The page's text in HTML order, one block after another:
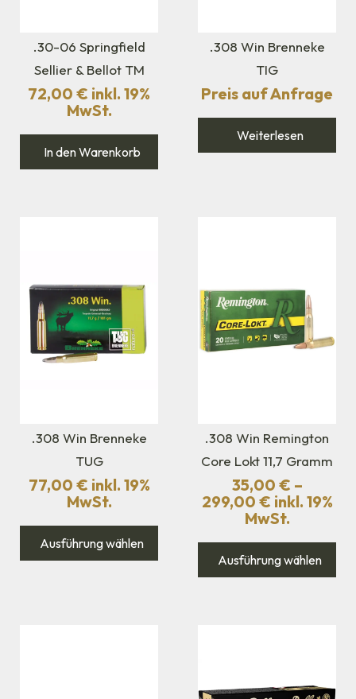
.30-06 Springfield
Sellier & Bellot TM
72,00 € inkl. 19%
MwSt.
In den Warenkorb
.308 Win Brenneke
TIG
Preis auf Anfrage
Weiterlesen
.308 Win Brenneke
TUG
77,00 € inkl. 19%
MwSt.
Ausführung wählen
.308 Win Remington
Core Lokt 11,7 Gramm
35,00 € –
299,00 € inkl. 19%
MwSt.
Ausführung wählen